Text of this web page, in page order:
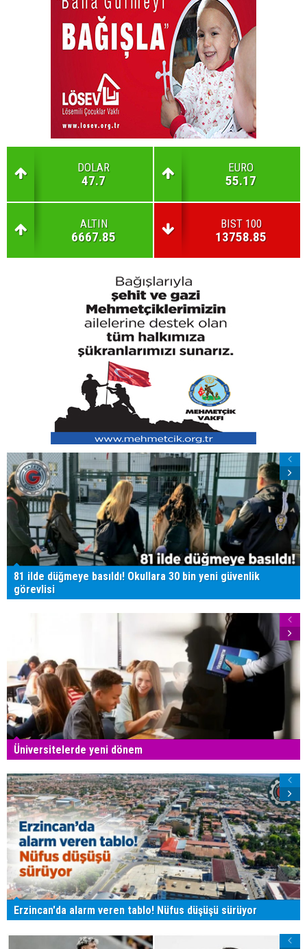
DOLAR
47.7
EURO
55.17
ALTIN
6667.85
BIST 100
13758.85
81 ilde düğmeye basıldı! Okullara 30 bin yeni güvenlik
görevlisi
Üniversitelerde yeni dönem
Erzincan'da alarm veren tablo! Nüfus düşüşü sürüyor